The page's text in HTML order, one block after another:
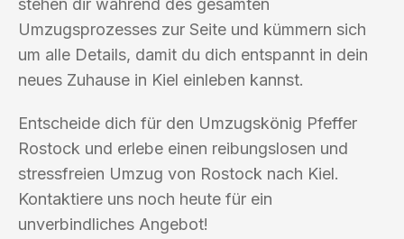
stehen dir während des gesamten
Umzugsprozesses zur Seite und kümmern sich
um alle Details, damit du dich entspannt in dein
neues Zuhause in Kiel einleben kannst.
Entscheide dich für den Umzugskönig Pfeffer
Rostock und erlebe einen reibungslosen und
stressfreien Umzug von Rostock nach Kiel.
Kontaktiere uns noch heute für ein
unverbindliches Angebot!